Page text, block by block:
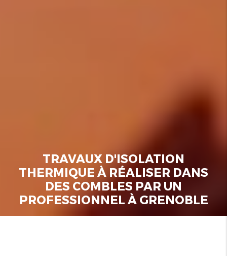
TRAVAUX D'ISOLATION
THERMIQUE À RÉALISER DANS
DES COMBLES PAR UN
PROFESSIONNEL À GRENOBLE